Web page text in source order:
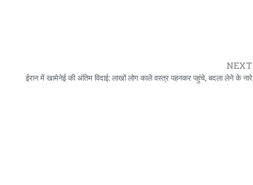
NEXT
ईरान में खामेनेई की अंतिम विदाई: लाखों लोग काले वस्त्र पहनकर पहुंचे, बदला लेने के नारे